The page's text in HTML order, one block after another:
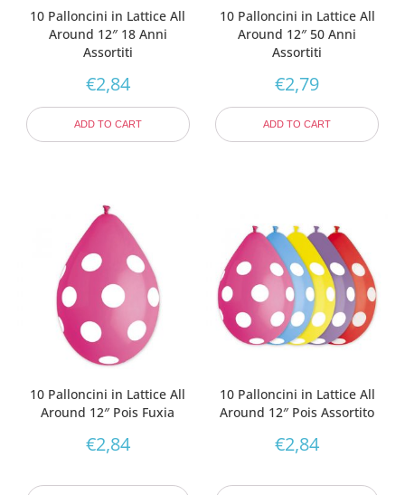
10 Palloncini in Lattice All
Around 12″ 18 Anni
Assortiti
€2,84
ADD TO CART
10 Palloncini in Lattice All
Around 12″ 50 Anni
Assortiti
€2,79
ADD TO CART
10 Palloncini in Lattice All
Around 12″ Pois Fuxia
€2,84
10 Palloncini in Lattice All
Around 12″ Pois Assortito
€2,84